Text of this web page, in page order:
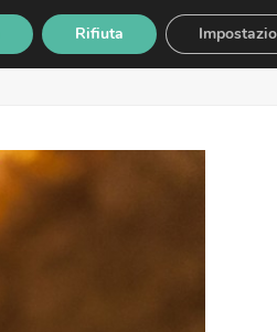
Rifiuta